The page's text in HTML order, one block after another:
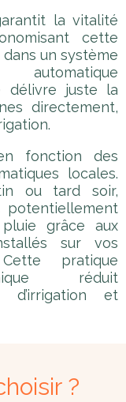
la vitalité
cette
un système
automatique
délivre juste la
directement,
fonction des
locales.
ou tard soir,
potentiellement
grâce aux
sur vos
pratique
réduit
d’irrigation et
?